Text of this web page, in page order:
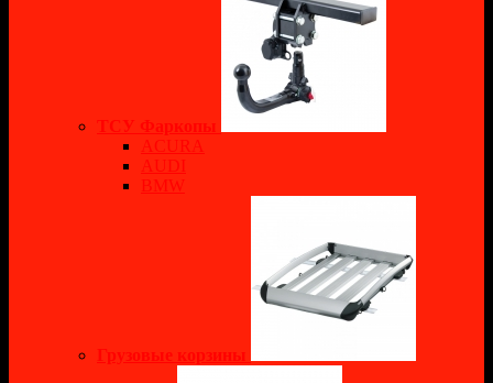
ТСУ Фаркопы
ACURA
AUDI
BMW
Грузовые корзины